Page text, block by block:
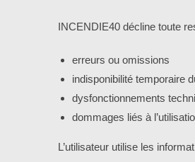
INCENDIE40 décline toute
erreurs ou omissions
indisponibilité temporaire
dysfonctionnements
dommages liés à
L’utilisateur utilise les